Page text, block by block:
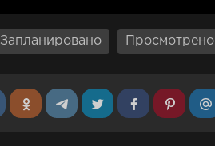
Запланировано Просмотрено